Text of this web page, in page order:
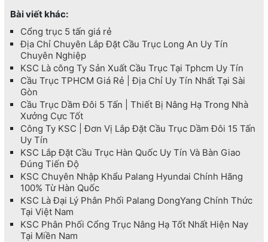
Bài viết khác:
Cổng trục 5 tấn giá rẻ
Địa Chỉ Chuyên Lắp Đặt Cầu Trục Long An Uy Tín
Chuyên Nghiệp
KSC Là công Ty Sản Xuất Cầu Trục Tại Tphcm Uy Tín
Cầu Trục TPHCM Giá Rẻ | Địa Chỉ Uy Tín Nhất Tại Sài
Gòn
Cầu Trục Dầm Đôi 5 Tấn | Thiết Bị Nâng Hạ Trong Nhà
Xưởng Cực Tốt
Công Ty KSC | Đơn Vị Lắp Đặt Cầu Trục Dầm Đôi 15 Tấn
Uy Tín
KSC Lắp Đặt Cầu Trục Hàn Quốc Uy Tín Và Bàn Giao
Đúng Tiến Độ
KSC Chuyên Nhập Khẩu Palang Hyundai Chính Hãng
100% Từ Hàn Quốc
KSC Là Đại Lý Phân Phối Palang DongYang Chính Thức
Tại Việt Nam
KSC Phân Phối Cổng Trục Nâng Hạ Tốt Nhất Hiện Nay
Tại Miền Nam